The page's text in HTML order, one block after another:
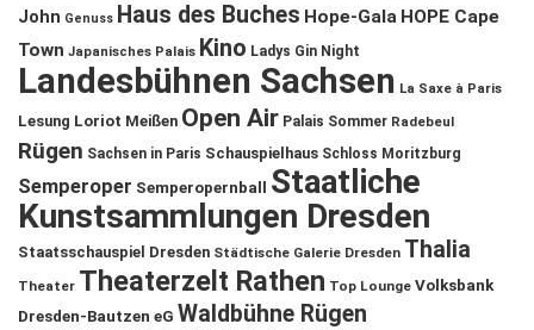
John Genuss Haus des Buches Hope-Gala HOPE Cape
Town Japanisches Palais Kino Ladys Gin Night
Landesbühnen Sachsen La Saxe à Paris
Lesung Loriot Meißen Open Air Palais Sommer Radebeul
Rügen Sachsen in Paris Schauspielhaus Schloss Moritzburg
Semperoper Semperopernball
Staatliche
Kunstsammlungen Dresden
Staatsschauspiel Dresden Städtische Galerie Dresden Thalia
Theater Theaterzelt Rathen Top Lounge Volksbank
Dresden-Bautzen eG Waldbühne Rügen